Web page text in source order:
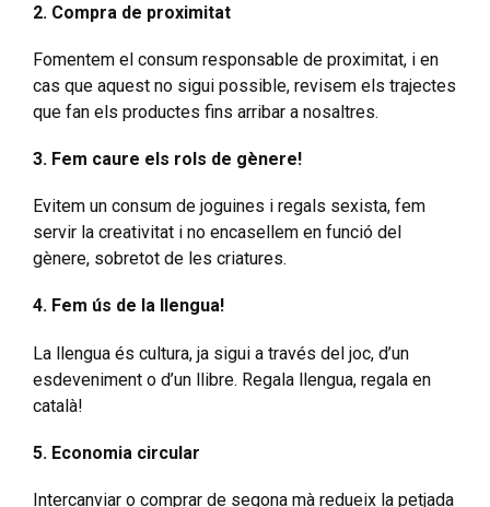
2. Compra de proximitat
Fomentem el consum responsable de proximitat, i en
cas que aquest no sigui possible, revisem els trajectes
que fan els productes fins arribar a nosaltres.
3. Fem caure els rols de gènere!
Evitem un consum de joguines i regals sexista, fem
servir la creativitat i no encasellem en funció del
gènere, sobretot de les criatures.
4. Fem ús de la llengua!
La llengua és cultura, ja sigui a través del joc, d’un
esdeveniment o d’un llibre. Regala llengua, regala en
català!
5. Economia circular
Intercanviar o comprar de segona mà redueix la petjada